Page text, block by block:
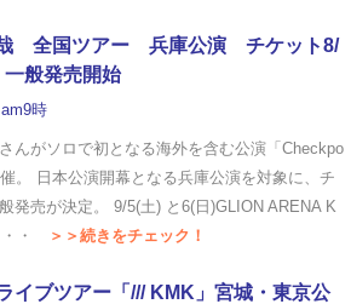
全国ツアー 兵庫公演 チケット8/
一般発売開始
時
んがソロで初となる海外を含む公演「Checkpo
。 日本公演開幕となる兵庫公演を対象に、チ
発売が決定。 9/5(土) と6(日)GLION ARENA K
・・
＞＞続きをチェック！
イブツアー「/// KMK」宮城・東京公